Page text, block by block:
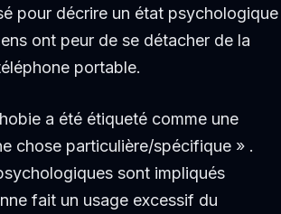
pour décrire un état psychologique
ont peur de se détacher de la
portable.
a été étiqueté comme une
chose particulière/spécifique » .
sont impliqués
fait un usage excessif du